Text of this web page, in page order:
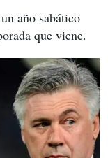
año sabático
que viene.